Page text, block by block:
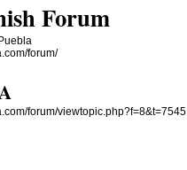
Forum
forum/
forum/viewtopic.php?f=8&t=7545